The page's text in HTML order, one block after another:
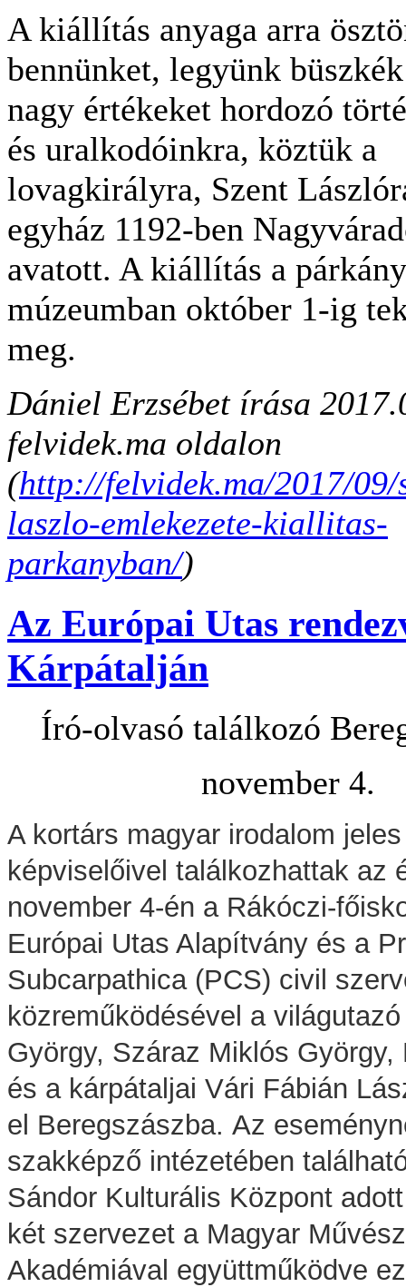
A kiállítás anyaga arra
bennünket, legyünk
nagy értékeket hordozó
és uralkodóinkra, köztük a
lovagkirályra, Szent
egyház 1192-ben
avatott. A kiállítás a
múzeumban október 1-ig
meg.
Dániel Erzsébet írása
felvidek.ma oldalon
(http://felvidek.ma/2017/09/
laszlo-emlekezete-kiallitas-
parkanyban/)
Az Európai Utas
Kárpátalján
Író-olvasó találkozó
november 4.
A kortárs magyar irodalom jeles
képviselőivel találkozhattak az
november 4-én a Rákóczi-
Európai Utas Alapítvány és a
Subcarpathica (PCS) civil
közreműködésével a
György, Száraz Miklós György,
és a kárpátaljai Vári Fábián
el Beregszászba. Az
szakképző intézetében
Sándor Kulturális Központ
két szervezet a Magyar
Akadémiával együttműködve